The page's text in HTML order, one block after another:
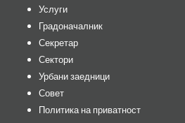
Услуги
Градоначалник
Секретар
Сектори
Урбани заедници
Совет
Политика на приватност